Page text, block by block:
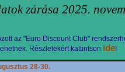
zárása 2025.
az "Euro Discount Club"
Részletekért kattintson ide!
28-30.